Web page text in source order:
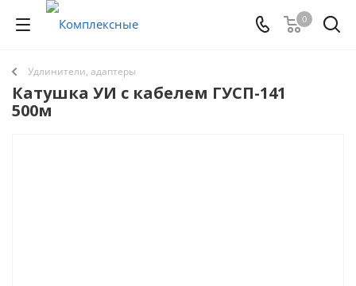
0
Удлинители, адаптеры
Катушка УИ с кабелем ГУСП-141
500м